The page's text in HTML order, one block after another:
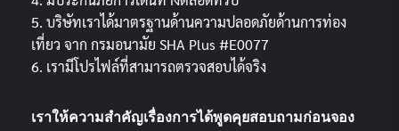
5. บริษัทเราได้มาตรฐานด้านความปลอดภัยด้านการท่อง
เที่ยว จาก กรมอนามัย SHA Plus #E0077
6. เรามีโปรไฟล์ที่สามารถตรวจสอบได้จริง
เราให้ความสำคัญเรื่องการได้พูดคุยสอบถามก่อนจอง